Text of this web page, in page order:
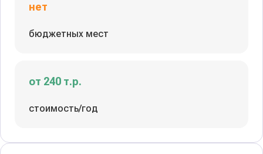
нет
бюджетных мест
от 240 т.р.
стоимость/год